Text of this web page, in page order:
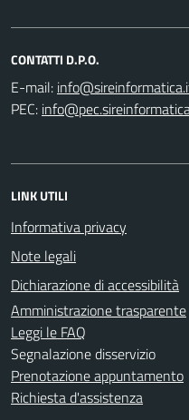
CONTATTI D.P.O.
E-mail:
PEC:
LINK UTILI
Informativa privacy
Note legali
Dichiarazione di accessibilità
Amministrazione trasparente
Leggi le FAQ
Segnalazione disservizio
Prenotazione appuntamento
Richiesta d'assistenza